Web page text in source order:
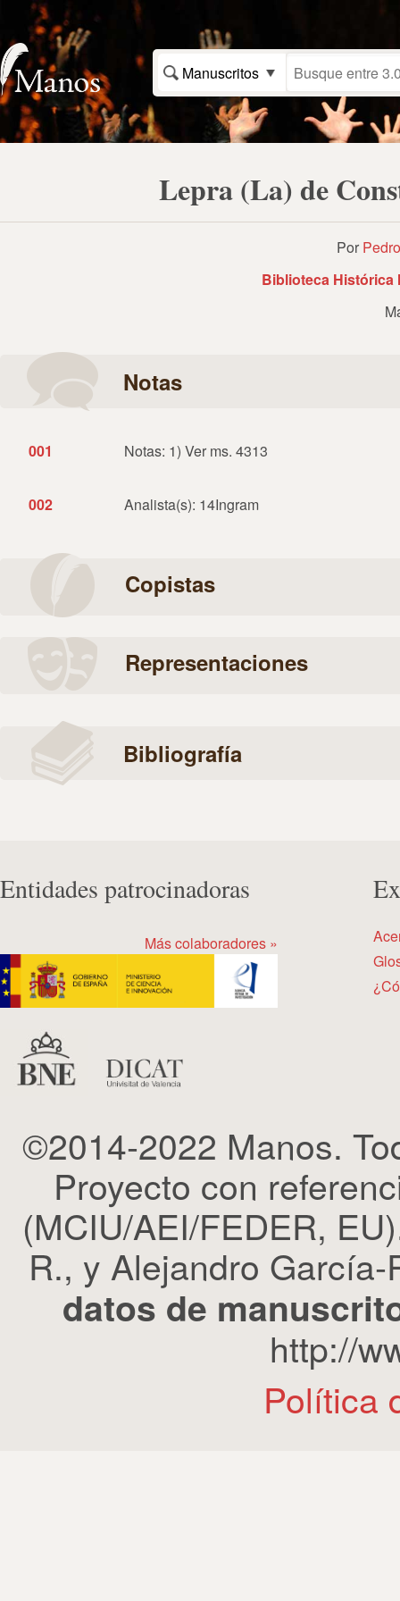
Manuscritos
Lepra (La) de
Por
Biblioteca Histórica
Notas
001 Notas: 1) Ver ms. 4313
002 Analista(s): 14Ingram
Copistas
Representaciones
Bibliografía
Entidades patrocinadoras
Más colaboradores »
©2014-2022 Manos.
Proyecto con
(MCIU/AEI/FEDER,
R., y Alejandro
datos de
http://
Política